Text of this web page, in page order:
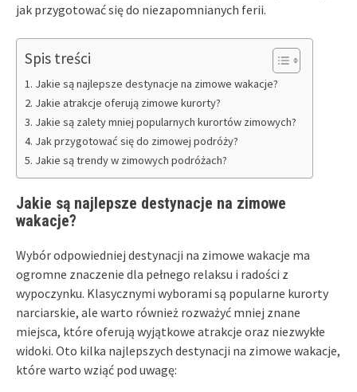
jak przygotować się do niezapomnianych ferii.
Spis treści
Jakie są najlepsze destynacje na zimowe wakacje?
Jakie atrakcje oferują zimowe kurorty?
Jakie są zalety mniej popularnych kurortów zimowych?
Jak przygotować się do zimowej podróży?
Jakie są trendy w zimowych podróżach?
Jakie są najlepsze destynacje na zimowe
wakacje?
Wybór odpowiedniej destynacji na zimowe wakacje ma
ogromne znaczenie dla pełnego relaksu i radości z
wypoczynku. Klasycznymi wyborami są popularne kurorty
narciarskie, ale warto również rozważyć mniej znane
miejsca, które oferują wyjątkowe atrakcje oraz niezwykłe
widoki. Oto kilka najlepszych destynacji na zimowe wakacje,
które warto wziąć pod uwagę: